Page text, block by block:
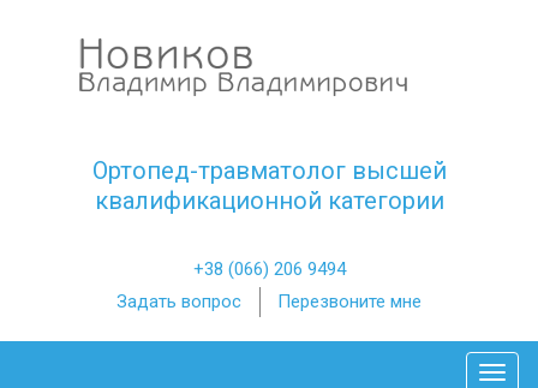
Ортопед-травматолог высшей
квалификационной категории
+38 (066) 206 9494
Задать вопрос
Перезвоните мне